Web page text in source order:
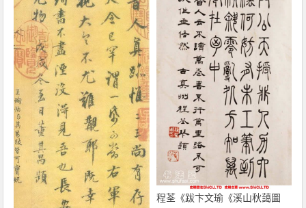
程荃《跋卞文瑜《溪山秋藹圖